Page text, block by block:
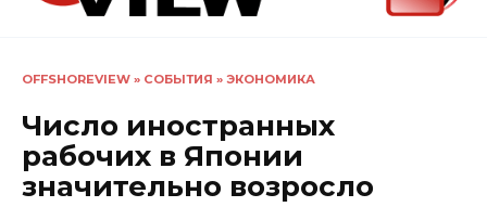
OFFSHOREVIEW » СОБЫТИЯ » ЭКОНОМИКА
Число иностранных
рабочих в Японии
значительно возросло